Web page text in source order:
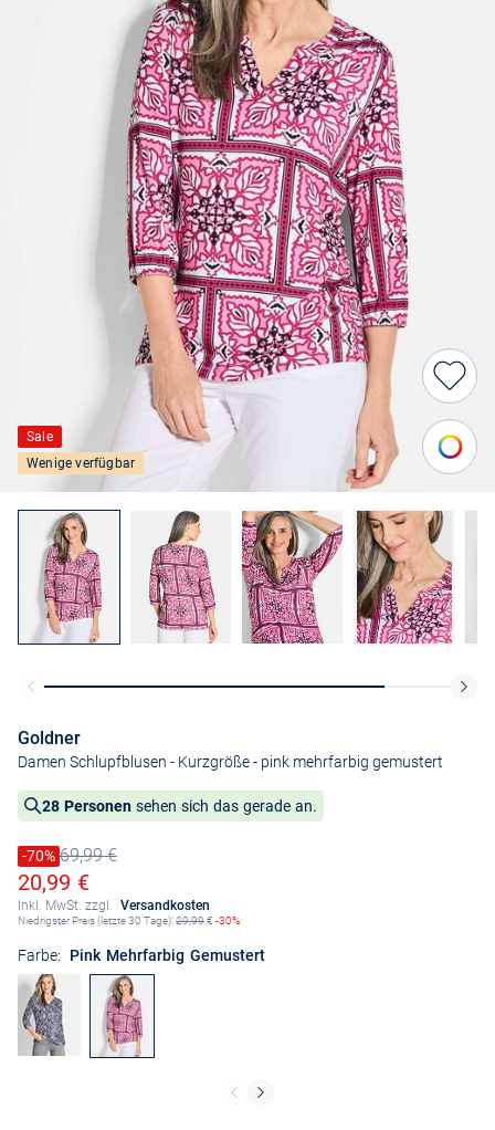
Sale
Wenige verfügbar
Goldner
Damen Schlupfblusen - Kurzgröße- pink mehrfarbig gemustert
28 Personen sehen sich das gerade an.
Preis reduziert um
-70%
Alter Preis69,99 €
Ermäßigter Preis
20,99 €
Inkl. MwSt. zzgl. Versandkosten
Niedrigster Preis (letzte 30 Tage):29,99€ -30%
Farbe: Pink Mehrfarbig Gemustert